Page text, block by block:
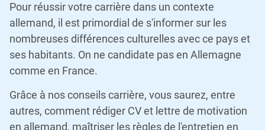
Pour réussir votre carrière dans un contexte
allemand, il est primordial de s'informer sur les
nombreuses différences culturelles avec ce pays et
ses habitants. On ne candidate pas en Allemagne
comme en France.
Grâce à nos conseils carrière, vous saurez, entre
autres, comment rédiger CV et lettre de motivation
en allemand, maîtriser les règles de l'entretien en